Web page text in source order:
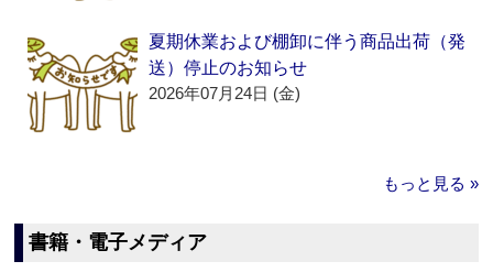
夏期休業および棚卸に伴う商品出荷（発
送）停止のお知らせ
2026年07月24日 (金)
もっと見る »
書籍・電子メディア